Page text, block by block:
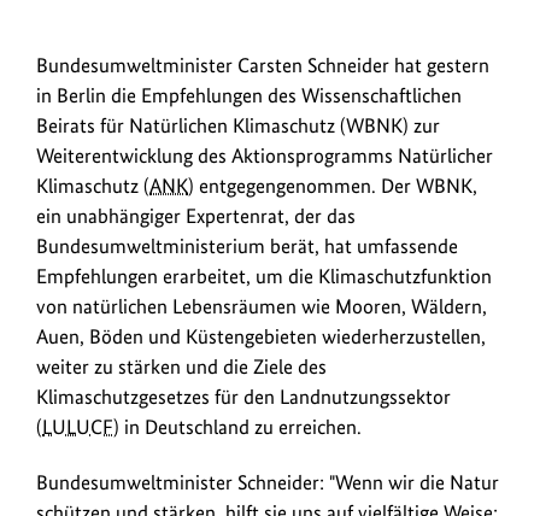
Bundesumweltminister
Carsten
Schneider
hat
in
Berlin
die
Empfehlungen
Wissenschaftlichen
Beirats
für
Natürlichen
Klimaschutz
zur
Bundesumweltminister Carsten Schneider hat gestern
in Berlin die Empfehlungen des Wissenschaftlichen
Beirats für Natürlichen Klimaschutz (WBNK) zur
Weiterentwicklung des Aktionsprogramms Natürlicher
Klimaschutz (ANK) entgegengenommen. Der WBNK,
ein unabhängiger Expertenrat, der das
Bundesumweltministerium berät, hat umfassende
Empfehlungen erarbeitet, um die Klimaschutzfunktion
von natürlichen Lebensräumen wie Mooren, Wäldern,
Auen, Böden und Küstengebieten wiederherzustellen,
weiter zu stärken und die Ziele des
Klimaschutzgesetzes für den Landnutzungssektor
(LULUCF) in Deutschland zu erreichen.
Bundesumweltminister Schneider: "Wenn wir die Natur